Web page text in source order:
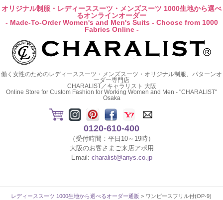
オリジナル制服・レディーススーツ・メンズスーツ 1000生地から選べ
るオンラインオーダー
- Made-To-Order Women's and Men's Suits - Choose from 1000
Fabrics Online -
働く女性のためのレディーススーツ・メンズスーツ・オリジナル制服、パターンオ
ーダー専門店
CHARALIST／キャラリスト 大阪
Online Store for Custom Fashion for Working Women and Men - "CHARALIST"
Osaka
0120-610-400
（受付時間：平日10～19時）
大阪のお客さまご来店アポ用
Email: charalist@anys.co.jp
レディーススーツ 1000生地から選べるオーダー通販 > ワンピースフリル付(OP-9)